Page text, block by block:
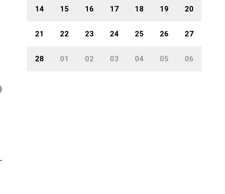
14 15 16 17 18 19 20
21 22 23 24 25 26 27
28 01 02 03 04 05 06